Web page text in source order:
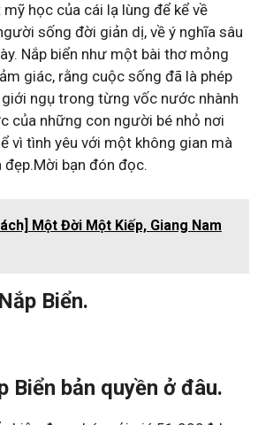
học của cái lạ lùng để kể về
sống đời giản dị, về ý nghĩa sâu
Nắp biển như một bài thơ mỏng
giác, rằng cuộc sống đã là phép
giới ngụ trong từng vốc nước nhành
của những con người bé nhỏ nơi
vì tình yêu với một không gian mà
đẹp.Mời bạn đón đọc.
Một Đời Một Kiếp, Giang Nam
Biển.
Biển bản quyền ở đâu.